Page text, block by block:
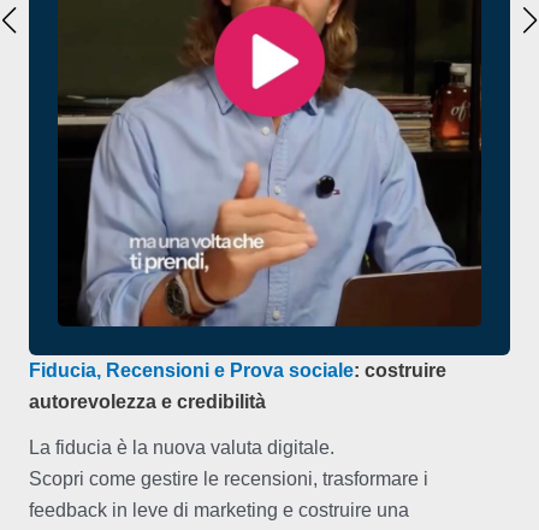
Fiducia, Recensioni e Prova sociale: costruire
autorevolezza e credibilità
La fiducia è la nuova valuta digitale.
Scopri come gestire le recensioni, trasformare i
feedback in leve di marketing e costruire una